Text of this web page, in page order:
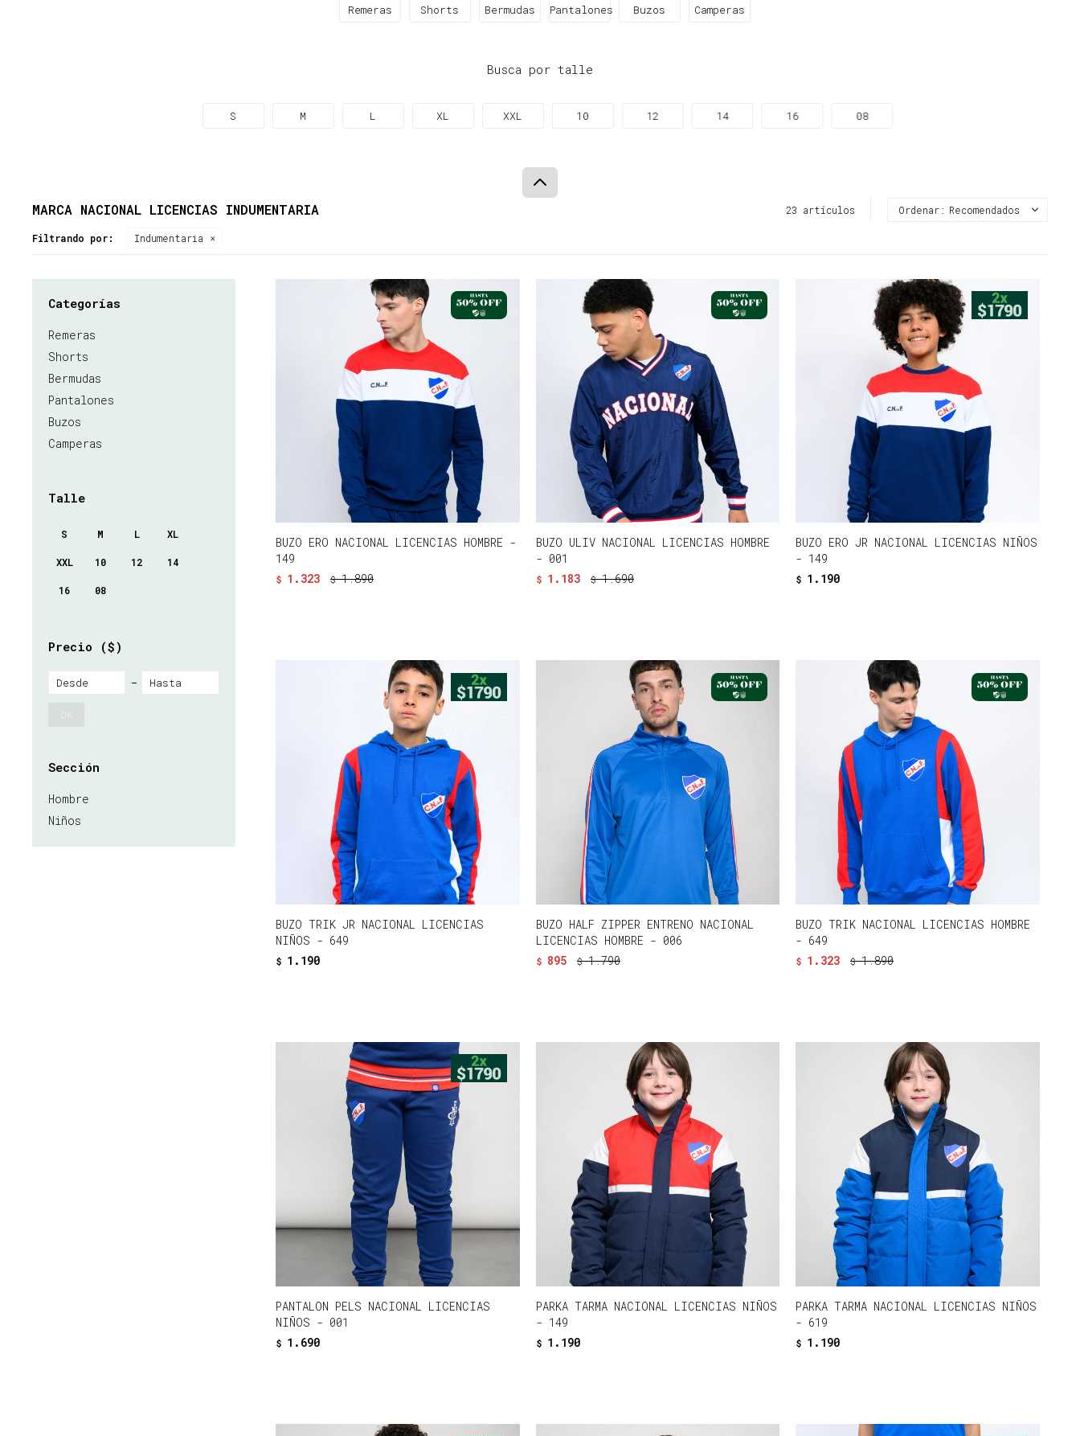
Remeras Shorts Bermudas Pantalones Buzos Camperas
Busca por talle
S M L XL XXL 10 12 14 16 08
MARCA NACIONAL LICENCIAS INDUMENTARIA 23 artículos Recomendados
Filtrando por: Indumentaria
BUZO ERO NACIONAL LICENCIAS HOMBRE -
149
$ 1.323 $ 1.890
BUZO ULIV NACIONAL LICENCIAS HOMBRE
- 001
$ 1.183 $ 1.690
BUZO ERO JR NACIONAL LICENCIAS NIÑOS
- 149
$ 1.190
BUZO TRIK JR NACIONAL LICENCIAS
NIÑOS - 649
$ 1.190
BUZO HALF ZIPPER ENTRENO NACIONAL
LICENCIAS HOMBRE - 006
$ 895 $ 1.790
BUZO TRIK NACIONAL LICENCIAS HOMBRE
- 649
$ 1.323 $ 1.890
PANTALON PELS NACIONAL LICENCIAS
NIÑOS - 001
$ 1.690
PARKA TARMA NACIONAL LICENCIAS NIÑOS
- 149
$ 1.190
PARKA TARMA NACIONAL LICENCIAS NIÑOS
- 619
$ 1.190
Categorías
Remeras
Shorts
Bermudas
Pantalones
Buzos
Camperas
Talle
S M L XL
XXL 10 12 14
16 08
Precio ($)
Sección
Hombre
Niños